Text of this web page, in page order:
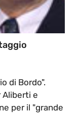
di Bordo".
Aliberti e
per il "grande